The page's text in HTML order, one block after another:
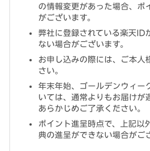
の情報変更があった場合、ポ
がございます。
弊社に登録されている楽天ID
ない場合がございます。
お申し込みの際には、ご本人
さい。
年末年始、ゴールデンウィー
いては、通常よりもお届けが
あらかじめご了承ください。
ポイント進呈時点で、上記以
典の進呈ができない場合がご